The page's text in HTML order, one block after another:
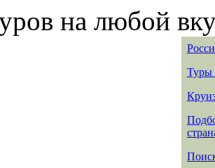
на любой
Туры